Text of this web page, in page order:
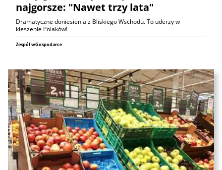
najgorsze: "Nawet trzy lata"
Dramatyczne doniesienia z Bliskiego Wschodu. To uderzy w
kieszenie Polaków!
Zespół wGospodarce